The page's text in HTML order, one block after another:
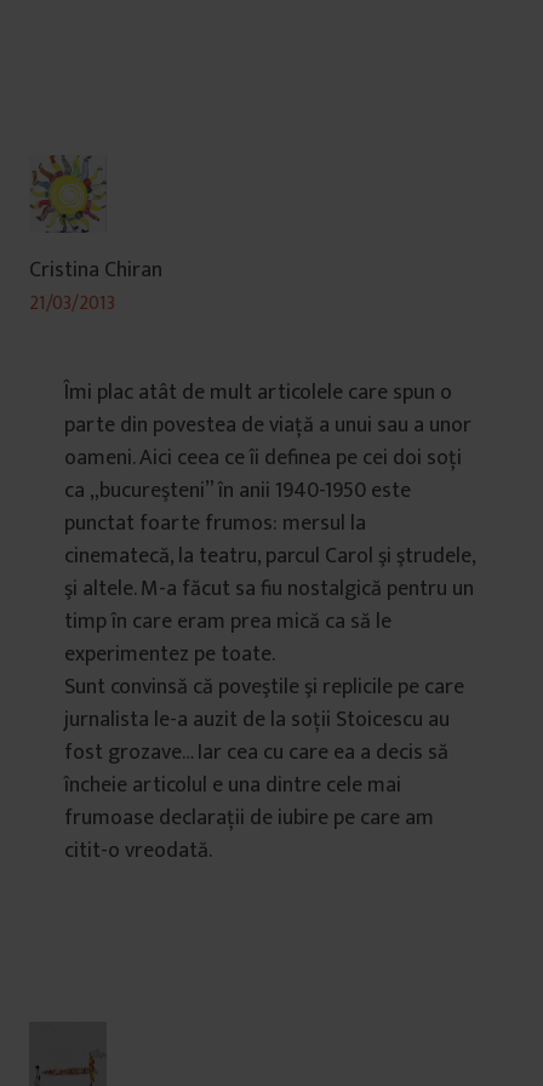
Cristina Chiran
21/03/2013
Îmi plac atât de mult articolele care spun o
parte din povestea de viaţă a unui sau a unor
oameni. Aici ceea ce îi definea pe cei doi soţi
ca „bucureşteni” în anii 1940-1950 este
punctat foarte frumos: mersul la
cinematecă, la teatru, parcul Carol şi ştrudele,
şi altele. M-a făcut sa fiu nostalgică pentru un
timp în care eram prea mică ca să le
experimentez pe toate.
Sunt convinsă că poveştile şi replicile pe care
jurnalista le-a auzit de la soţii Stoicescu au
fost grozave… Iar cea cu care ea a decis să
încheie articolul e una dintre cele mai
frumoase declaraţii de iubire pe care am
citit-o vreodată.